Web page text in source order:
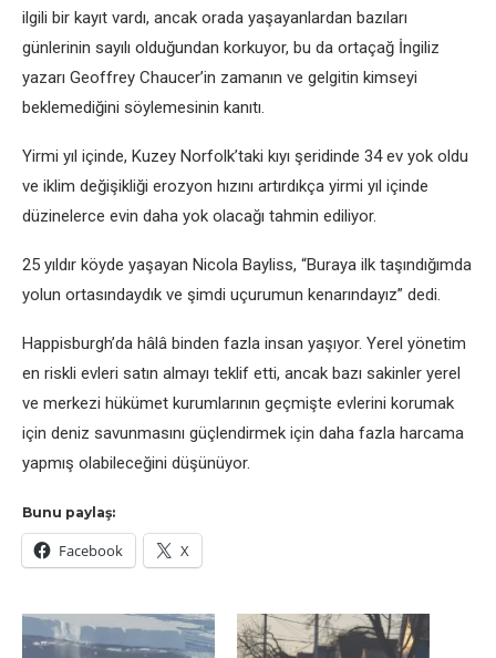
ilgili bir kayıt vardı, ancak orada yaşayanlardan bazıları
günlerinin sayılı olduğundan korkuyor, bu da ortaçağ İngiliz
yazarı Geoffrey Chaucer’in zamanın ve gelgitin kimseyi
beklemediğini söylemesinin kanıtı.
Yirmi yıl içinde, Kuzey Norfolk’taki kıyı şeridinde 34 ev yok oldu
ve iklim değişikliği erozyon hızını artırdıkça yirmi yıl içinde
düzinelerce evin daha yok olacağı tahmin ediliyor.
25 yıldır köyde yaşayan Nicola Bayliss, “Buraya ilk taşındığımda
yolun ortasındaydık ve şimdi uçurumun kenarındayız” dedi.
Happisburgh’da hâlâ binden fazla insan yaşıyor. Yerel yönetim
en riskli evleri satın almayı teklif etti, ancak bazı sakinler yerel
ve merkezi hükümet kurumlarının geçmişte evlerini korumak
için deniz savunmasını güçlendirmek için daha fazla harcama
yapmış olabileceğini düşünüyor.
Bunu paylaş:
Facebook X